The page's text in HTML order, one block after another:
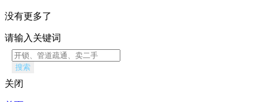
没有更多了
请输入关键词
搜索
关闭